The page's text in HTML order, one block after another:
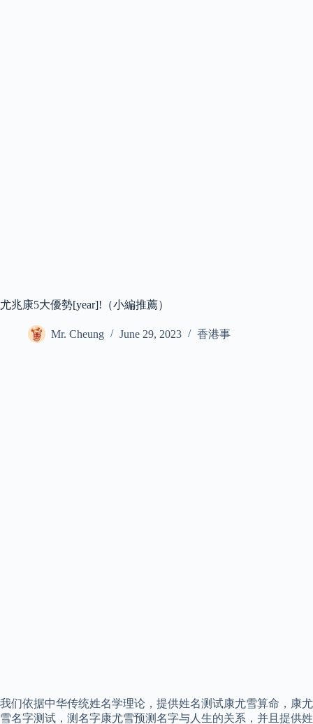
尤兆康5大優勢[year]!（小編推薦）
Mr. Cheung June 29, 2023 香港事
我们依据中华传统姓名学理论，提供姓名测试康尤雪算命，康尤
雪名字测试，测名字康尤雪预测名字与人生的关系，并且提供姓